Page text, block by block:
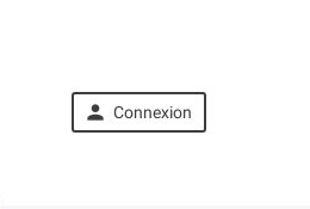
 Connexion